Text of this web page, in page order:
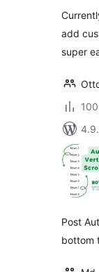
add
super
Post
bottom